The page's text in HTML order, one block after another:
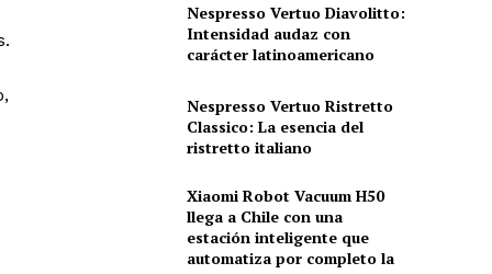
Nespresso Vertuo Diavolitto:
Intensidad audaz con
carácter latinoamericano
Nespresso Vertuo Ristretto
Classico: La esencia del
ristretto italiano
Xiaomi Robot Vacuum H50
llega a Chile con una
estación inteligente que
automatiza por completo la